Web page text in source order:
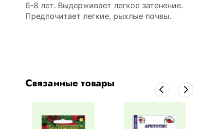
6-8 лет. Выдерживает легкое затенение.
Предпочитает легкие, рыхлые почвы.
Связанные товары